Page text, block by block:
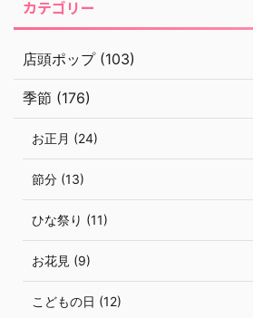
カテゴリー
店頭ポップ (103)
季節 (176)
お正月 (24)
節分 (13)
ひな祭り (11)
お花見 (9)
こどもの日 (12)